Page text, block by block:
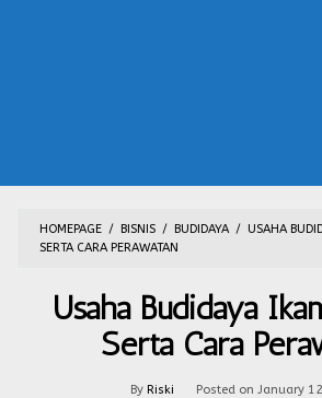
HOMEPAGE / BISNIS / BUDIDAYA / USAHA
SERTA CARA PERAWATAN
Usaha Budidaya
Serta Cara
By Riski Posted on January